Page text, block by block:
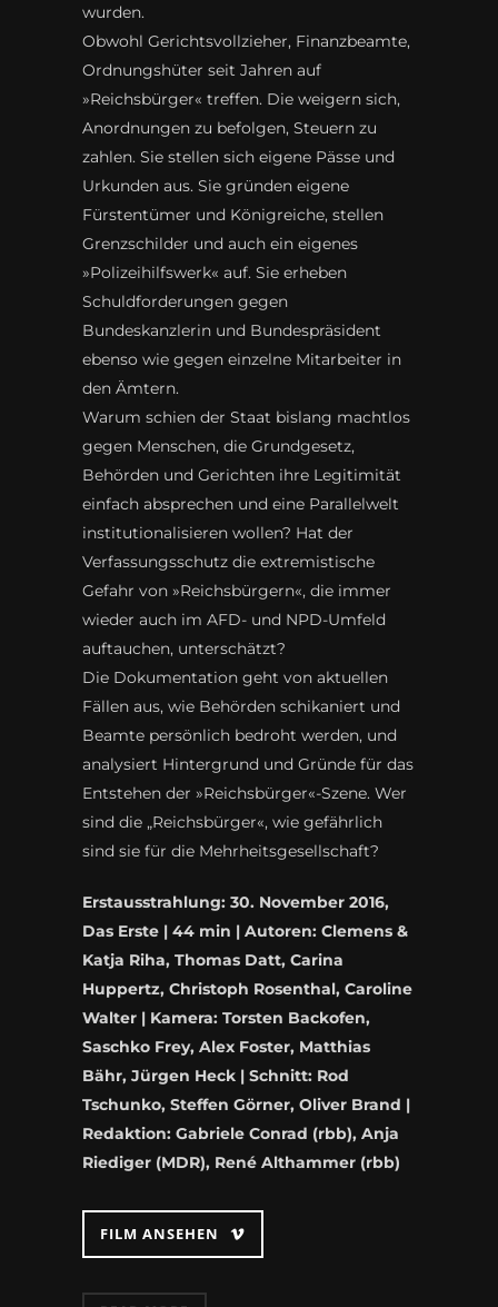
wurden.
Obwohl Gerichtsvollzieher, Finanzbeamte,
Ordnungshüter seit Jahren auf
»Reichsbürger« treffen. Die weigern sich,
Anordnungen zu befolgen, Steuern zu
zahlen. Sie stellen sich eigene Pässe und
Urkunden aus. Sie gründen eigene
Fürstentümer und Königreiche, stellen
Grenzschilder und auch ein eigenes
»Polizeihilfswerk« auf. Sie erheben
Schuldforderungen gegen
Bundeskanzlerin und Bundespräsident
ebenso wie gegen einzelne Mitarbeiter in
den Ämtern.
Warum schien der Staat bislang machtlos
gegen Menschen, die Grundgesetz,
Behörden und Gerichten ihre Legitimität
einfach absprechen und eine Parallelwelt
institutionalisieren wollen? Hat der
Verfassungsschutz die extremistische
Gefahr von »Reichsbürgern«, die immer
wieder auch im AFD- und NPD-Umfeld
auftauchen, unterschätzt?
Die Dokumentation geht von aktuellen
Fällen aus, wie Behörden schikaniert und
Beamte persönlich bedroht werden, und
analysiert Hintergrund und Gründe für das
Entstehen der »Reichsbürger«-Szene. Wer
sind die „Reichsbürger«, wie gefährlich
sind sie für die Mehrheitsgesellschaft?
Erstausstrahlung: 30. November 2016,
Das Erste | 44 min | Autoren: Clemens &
Katja Riha, Thomas Datt, Carina
Huppertz, Christoph Rosenthal, Caroline
Walter | Kamera: Torsten Backofen,
Saschko Frey, Alex Foster, Matthias
Bähr, Jürgen Heck | Schnitt: Rod
Tschunko, Steffen Görner, Oliver Brand |
Redaktion: Gabriele Conrad (rbb), Anja
Riediger (MDR), René Althammer (rbb)
FILM ANSEHEN